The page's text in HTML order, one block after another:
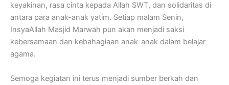
keyakinan, rasa cinta kepada Allah SWT, dan solidaritas di
antara para anak-anak yatim. Setiap malam Senin,
InsyaAllah Masjid Marwah pun akan menjadi saksi
kebersamaan dan kebahagiaan anak-anak dalam belajar
agama.
Semoga kegiatan ini terus menjadi sumber berkah dan